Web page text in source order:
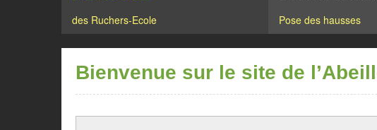
des Ruchers-Ecole Pose des hausses
Bienvenue sur le site de